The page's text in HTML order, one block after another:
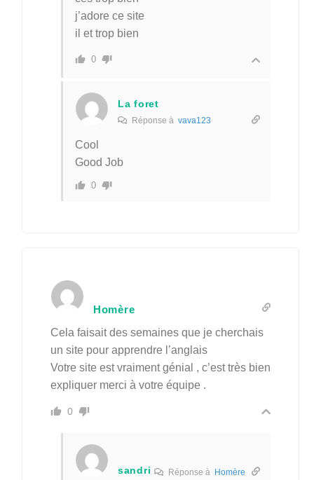
j’adore ce site
il et trop bien
0
La foret
Réponse à vava123
Cool
Good Job
0
Homère
Cela faisait des semaines que je cherchais
un site pour apprendre l’anglais
Votre site est vraiment génial , c’est très bien
expliquer merci à votre équipe .
0
sandri Réponse à Homère